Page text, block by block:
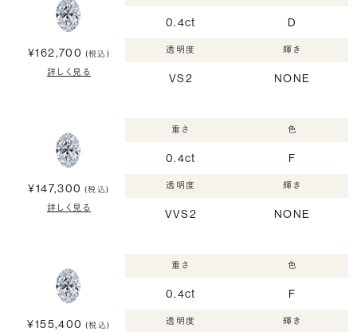
¥162,700 (税込)
詳しく見る
0.4ct D
透明度
VS2
輝き
NONE
¥147,300 (税込)
詳しく見る
重さ
0.4ct
色
F
透明度
VVS2
輝き
NONE
¥155,400 (税込)
重さ
0.4ct
色
F
透明度 輝き